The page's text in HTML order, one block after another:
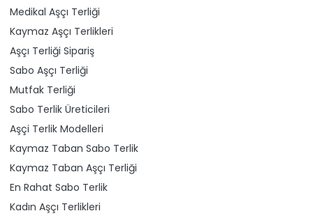
Medikal Aşçı Terliği
Kaymaz Aşçı Terlikleri
Aşçı Terliği Sipariş
Sabo Aşçı Terliği
Mutfak Terliği
Sabo Terlik Üreticileri
Aşçi Terlik Modelleri
Kaymaz Taban Sabo Terlik
Kaymaz Taban Aşçı Terliği
En Rahat Sabo Terlik
Kadın Aşçı Terlikleri